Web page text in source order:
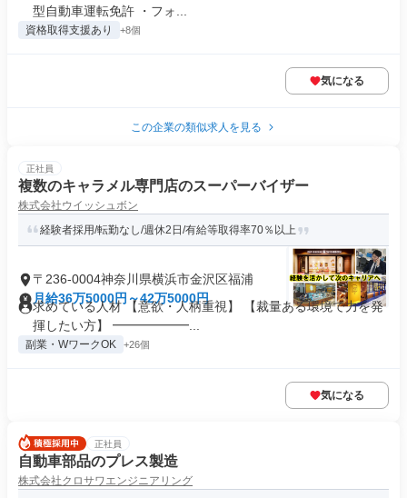
型自動車運転免許 ・フォ...
資格取得支援あり +8個
気になる
この企業の類似求人を見る
正社員
複数のキャラメル専門店のスーパーバイザー
株式会社ウイッシュボン
経験者採用/転勤なし/週休2日/有給等取得率70％以上
〒236-0004神奈川県横浜市金沢区福浦
月給36万5000円～42万5000円
求めている人材 【意欲・人柄重視】 【裁量ある環境で力を発
揮したい方】 ━━━━━━...
副業・WワークOK +26個
気になる
正社員
自動車部品のプレス製造
株式会社クロサワエンジニアリング